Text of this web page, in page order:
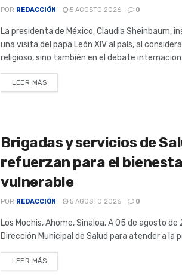
POR REDACCIÓN 5 AGOSTO 2026 0
La presidenta de México, Claudia Sheinbaum,
una visita del papa León XIV al país, al
religioso, sino también en el debate
LEER MÁS
Brigadas y servicios de
refuerzan para el
vulnerable
POR REDACCIÓN 5 AGOSTO 2026 0
Los Mochis, Ahome, Sinaloa. A 05 de agosto
Dirección Municipal de Salud para atender a la
LEER MÁS